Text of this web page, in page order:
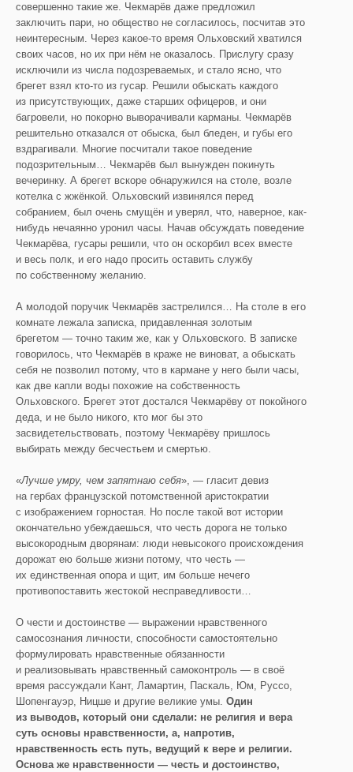
совершенно такие же. Чекмарёв даже предложил
заключить пари, но общество не согласилось, посчитав это
неинтересным. Через какое-то время Ольховский хватился
своих часов, но их при нём не оказалось. Прислугу сразу
исключили из числа подозреваемых, и стало ясно, что
брегет взял кто-то из гусар. Решили обыскать каждого
из присутствующих, даже старших офицеров, и они
багровели, но покорно выворачивали карманы. Чекмарёв
решительно отказался от обыска, был бледен, и губы его
вздрагивали. Многие посчитали такое поведение
подозрительным… Чекмарёв был вынужден покинуть
вечеринку. А брегет вскоре обнаружился на столе, возле
котелка с жжёнкой. Ольховский извинялся перед
собранием, был очень смущён и уверял, что, наверное, как-
нибудь нечаянно уронил часы. Начав обсуждать поведение
Чекмарёва, гусары решили, что он оскорбил всех вместе
и весь полк, и его надо просить оставить службу
по собственному желанию.
А молодой поручик Чекмарёв застрелился… На столе в его
комнате лежала записка, придавленная золотым
брегетом — точно таким же, как у Ольховского. В записке
говорилось, что Чекмарёв в краже не виноват, а обыскать
себя не позволил потому, что в кармане у него были часы,
как две капли воды похожие на собственность
Ольховского. Брегет этот достался Чекмарёву от покойного
деда, и не было никого, кто мог бы это
засвидетельствовать, поэтому Чекмарёву пришлось
выбирать между бесчестьем и смертью.
«Лучше умру, чем запятнаю себя», — гласит девиз
на гербах французской потомственной аристократии
с изображением горностая. Но после такой вот истории
окончательно убеждаешься, что честь дорога не только
высокородным дворянам: люди невысокого происхождения
дорожат ею больше жизни потому, что честь —
их единственная опора и щит, им больше нечего
противопоставить жестокой несправедливости…
О чести и достоинстве — выражении нравственного
самосознания личности, способности самостоятельно
формулировать нравственные обязанности
и реализовывать нравственный самоконтроль — в своё
время рассуждали Кант, Ламартин, Паскаль, Юм, Руссо,
Шопенгауэр, Ницше и другие великие умы. Один
из выводов, который они сделали: не религия и вера
суть основы нравственности, а, напротив,
нравственность есть путь, ведущий к вере и религии.
Основа же нравственности — честь и достоинство,